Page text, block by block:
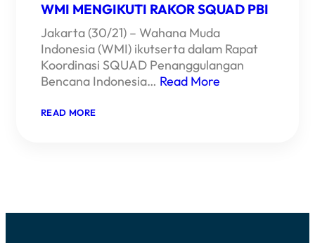
WMI MENGIKUTI RAKOR SQUAD PBI
Jakarta (30/21) – Wahana Muda
Indonesia (WMI) ikutserta dalam Rapat
Koordinasi SQUAD Penanggulangan
Bencana Indonesia… Read More
READ MORE: